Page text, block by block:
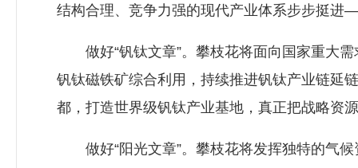
结构合理、竞争力强的现代产业体系步步挺
做好“钒钛文章”。攀枝花将面向国家重大需
钒钛磁铁矿综合利用，持续推进钒钛产业链延
都，打造世界级钒钛产业基地，真正把战略资
做好“阳光文章”。攀枝花将发挥独特的气候